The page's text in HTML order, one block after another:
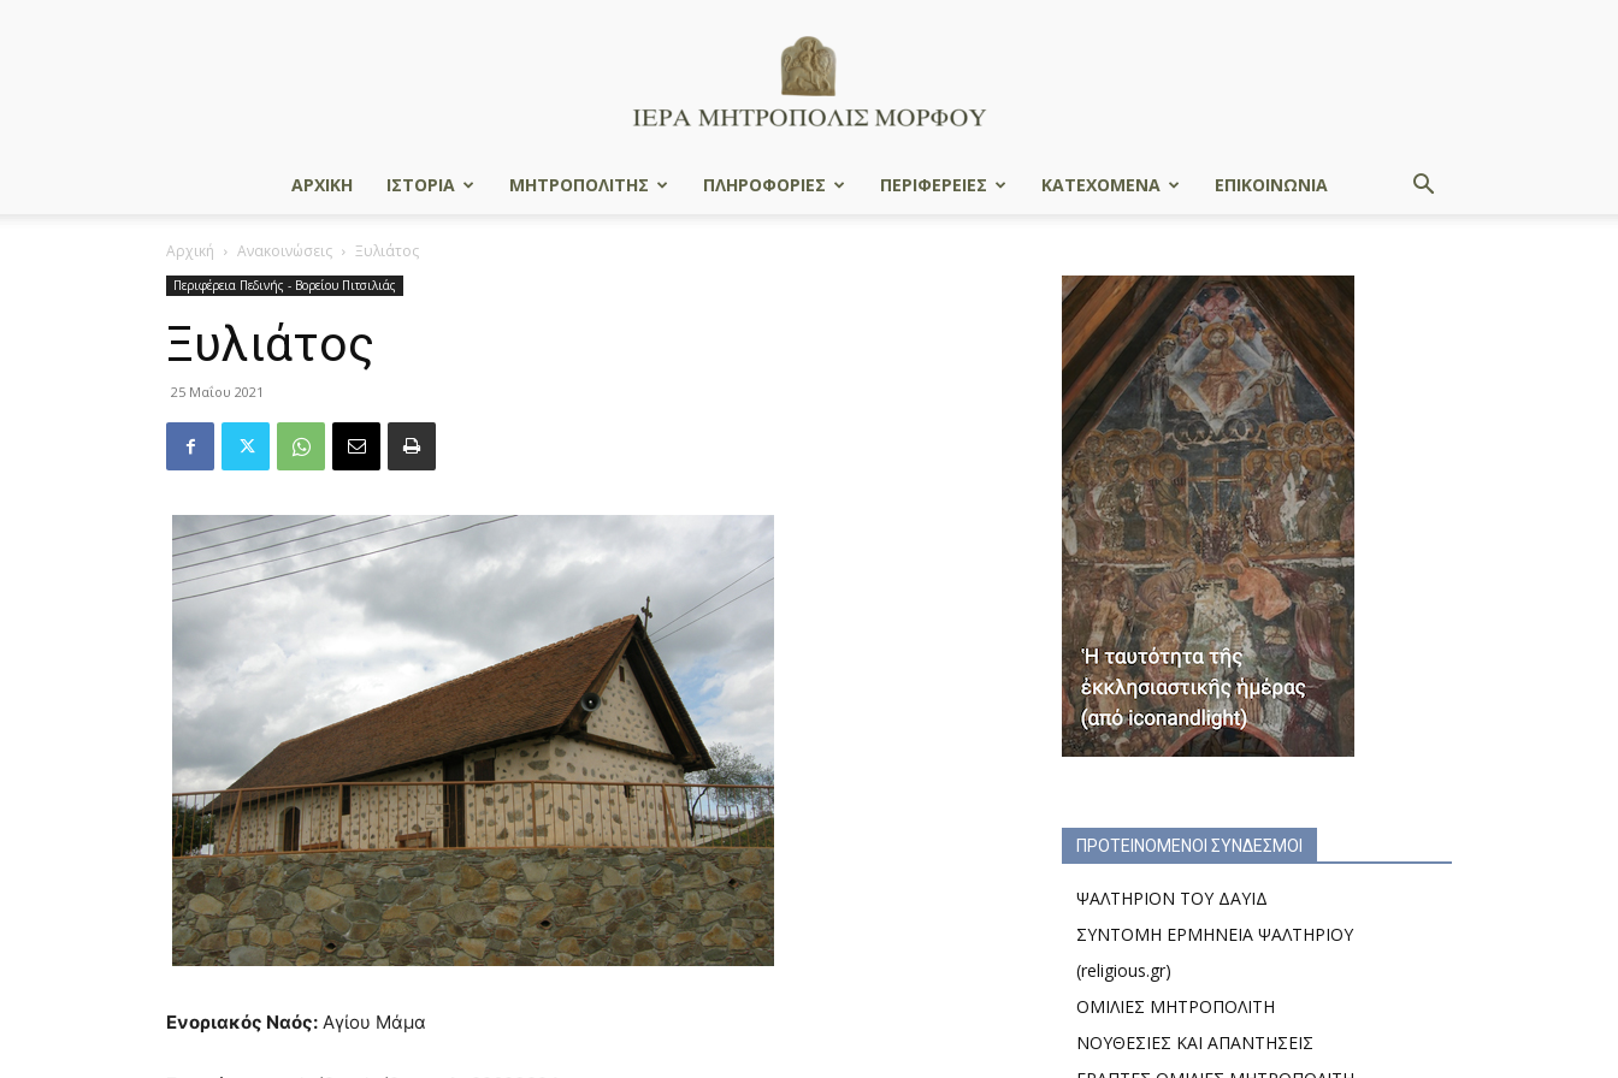
ΑΡΧΙΚΗ ΙΣΤΟΡΙΑ ΜΗΤΡΟΠΟΛΙΤΗΣ ΠΛΗΡΟΦΟΡΙΕΣ ΠΕΡΙΦΕΡΕΙΕΣ ΚΑΤΕΧΟΜΕΝΑ ΕΠΙΚΟΙΝΩΝΙΑ
Αρχική Ανακοινώσεις Ξυλιάτος
Περιφέρεια Πεδινής - Βορείου Πιτσιλιάς
Ξυλιάτος
25 Μαΐου 2021
Ενοριακός Ναός: Αγίου Μάμα
ΠΡΟΤΕΙΝΟΜΕΝΟΙ ΣΥΝΔΕΣΜΟΙ
ΨΑΛΤΗΡΙΟΝ ΤΟΥ ΔΑΥΙΔ
ΣΥΝΤΟΜΗ ΕΡΜΗΝΕΙΑ ΨΑΛΤΗΡΙΟΥ
(religious.gr)
ΟΜΙΛΙΕΣ ΜΗΤΡΟΠΟΛΙΤΗ
ΝΟΥΘΕΣΙΕΣ ΚΑΙ ΑΠΑΝΤΗΣΕΙΣ